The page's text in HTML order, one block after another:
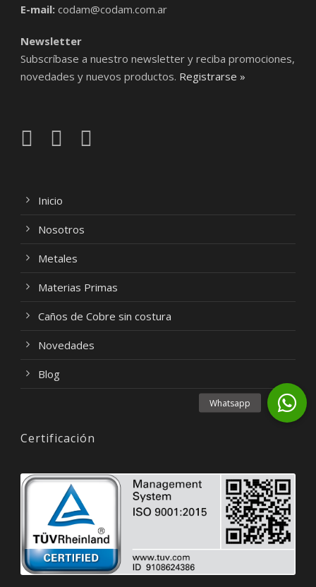
E-mail: codam@codam.com.ar
Newsletter
Subscríbase a nuestro newsletter y reciba promociones,
novedades y nuevos productos. Registrarse »
Inicio
Nosotros
Metales
Materias Primas
Caños de Cobre sin costura
Novedades
Blog
Certificación